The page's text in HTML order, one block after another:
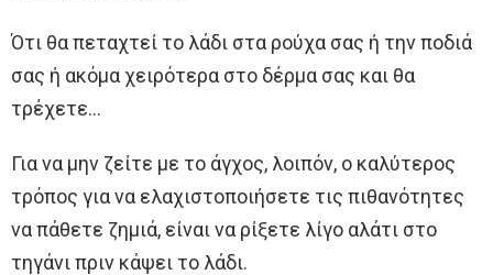
Ότι θα πεταχτεί το λάδι στα ρούχα σας ή την ποδιά
σας ή ακόμα χειρότερα στο δέρμα σας και θα
τρέχετε…
Για να μην ζείτε με το άγχος, λοιπόν, ο καλύτερος
τρόπος για να ελαχιστοποιήσετε τις πιθανότητες
να πάθετε ζημιά, είναι να ρίξετε λίγο αλάτι στο
τηγάνι πριν κάψει το λάδι.